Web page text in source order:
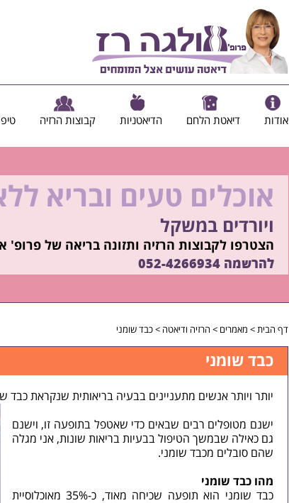
אודות דיאטת הלחם הדיאטניות קבוצות הרזיה
להיות מוכנות לקיץ
בשיטת ד"ר אולגה רז
רוצים ללמוד איך?
התקשרו 052-4266934
אוכלים טעים ובריא
ויורדים במשקל
הצטרפו לקבוצות הרזיה ותזונה בריאה של פרופ'
להרשמה 052-4266934
דף הבית> מאמרים > הרזיה ודיאטה >כבד שומני
כבד שומני
יותר ויותר אנשים מתעניינים בבעיה בריאותית שנקראת כבד
ישנם מטופלים רבים שבאים כדי שאטפל בתופעה זו, וישנם
גם כאילה שבמשך הטיפול בבעיות בריאות שונות, אני מגלה
שהם סובלים מכבד שומני.
מהו כבד שומני
כבד שומני הוא תופעה שכיחה מאוד, כ-35% מאוכלוסיית